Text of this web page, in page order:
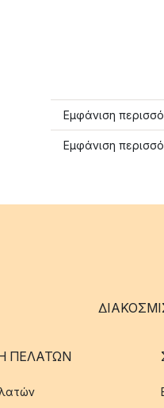
Εμφάνιση
Εμφάνιση
ΠΕΛΑΤΏΝ